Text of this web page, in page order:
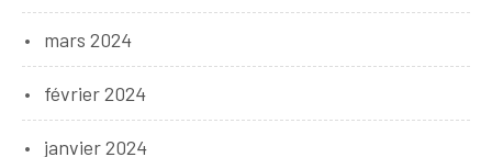
mars 2024
février 2024
janvier 2024